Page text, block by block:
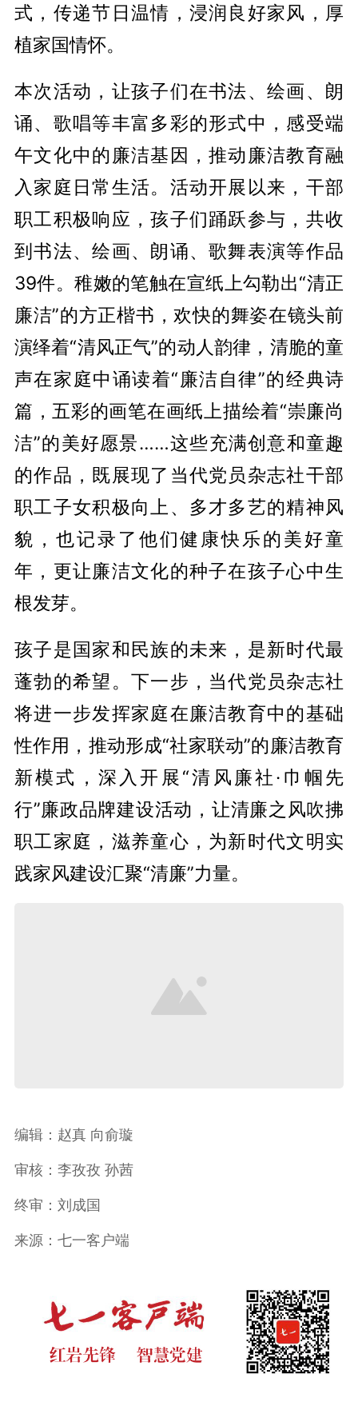
式，传递节日温情，浸润良好家风，厚
植家国情怀。
本次活动，让孩子们在书法、绘画、朗
诵、歌唱等丰富多彩的形式中， 感受端
午文化中的廉洁基因，推动廉洁教育融
入家庭日常生活。活动开展以来，干部
职工积极响应，孩子们踊跃参与，共收
到书法、绘画、朗诵、歌舞表演等作品
39件。稚嫩的笔触在宣纸上勾勒出“清正
廉洁”的方正楷书，欢快的舞姿在镜头前
演绎着“清风正气”的动人韵律，清脆的童
声在家庭中诵读着“廉洁自律”的经典诗
篇，五彩的画笔在画纸上描绘着“崇廉尚
洁”的美好愿景……这些充满创意和童趣
的作品，既展现了当代党员杂志社干部
职工子女积极向上、多才多艺的精神风
貌，也记录了他们健康快乐的美好童
年，更让廉洁文化的种子在孩子心中生
根发芽。
孩子是国家和民族的未来，是新时代最
蓬勃的希望。下一步，当代党员杂志社
将进一步发挥家庭在廉洁教育中的基础
性作用，推动形成“社家联动”的廉洁教育
新模式，深入开展“清风廉社·巾帼先
行”廉政品牌建设活动，让清廉之风吹拂
职工家庭，滋养童心，为新时代文明实
践家风建设汇聚“清廉”力量。
编辑：赵真 向俞璇
审核：李孜孜 孙茜
终审：刘成国
来源：七一客户端